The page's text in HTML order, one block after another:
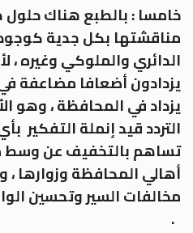
خامسا : بالطبع هناك
مناقشتها بكل جدية
الدائري والملوكي وغيره ،
يزدادون أضعافا مضاعفة
يزداد في المحافظة ، وهو
التردد قيد إنملة التفكير
تساهم بالتخفيف عن وسط
أهالي المحافظة وزوارها
مخالفات السير وتحسين
.